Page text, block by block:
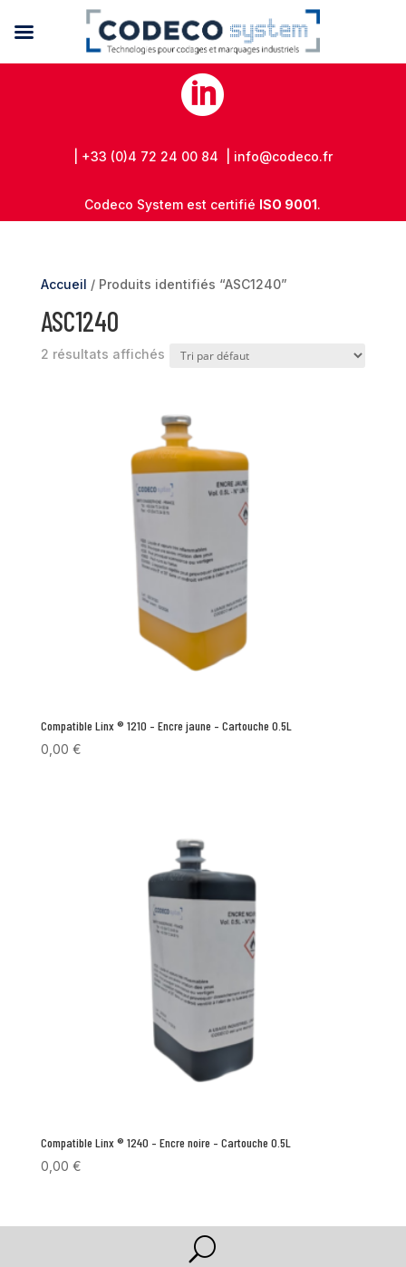

| +33 (0)4 72 24 00 84 | info@codeco.fr
Codeco System est certifié ISO 9001.
Accueil / Produits identifiés “ASC1240”
ASC1240
2 résultats affichés
Compatible Linx ® 1210 – Encre jaune – Cartouche 0.5L
0,00 €
Compatible Linx ® 1240 – Encre noire – Cartouche 0.5L
0,00 €
U